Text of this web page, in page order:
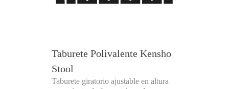
Taburete Polivalente Kensho
Stool
Taburete giratorio ajustable en altura